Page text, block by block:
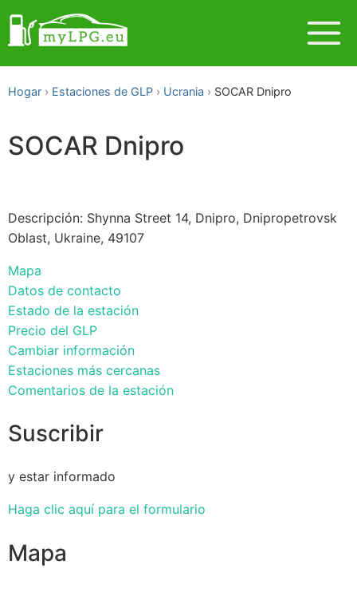
Hogar Estaciones de GLP Ucrania SOCAR Dnipro
SOCAR Dnipro
Descripción: Shynna Street 14, Dnipro, Dnipropetrovsk
Oblast, Ukraine, 49107
Mapa
Datos de contacto
Estado de la estación
Precio del GLP
Cambiar información
Estaciones más cercanas
Comentarios de la estación
Suscribir
y estar informado
Haga clic aquí para el formulario
Mapa